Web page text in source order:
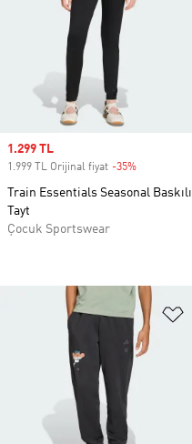
Sale price
1.299 TL
1.999 TL Orijinal fiyat -35%
Train Essentials Seasonal Baskılı
Tayt
Çocuk Sportswear